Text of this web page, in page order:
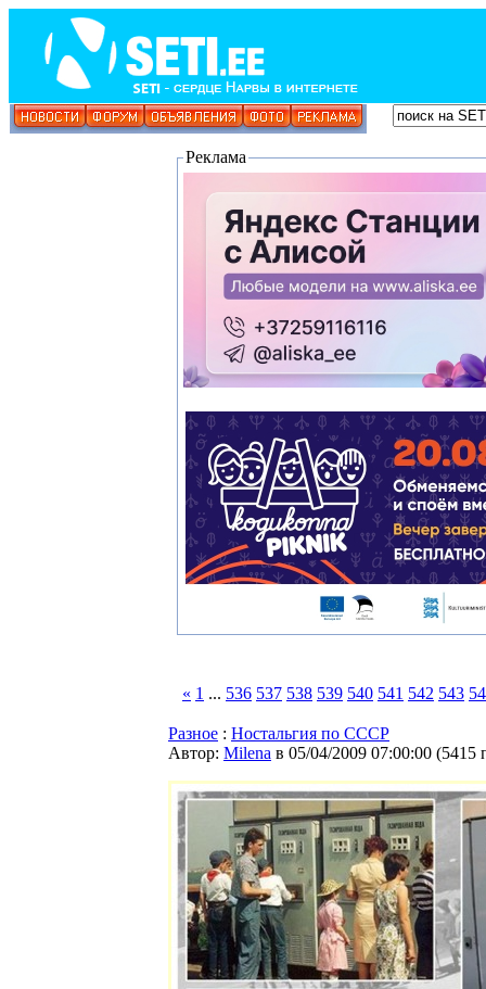
Реклама
« 1 ... 536 537 538 539 540 541 542 543
Разное : Ностальгия по СССР
Автор: Milena в 05/04/2009 07:00:00 (5415